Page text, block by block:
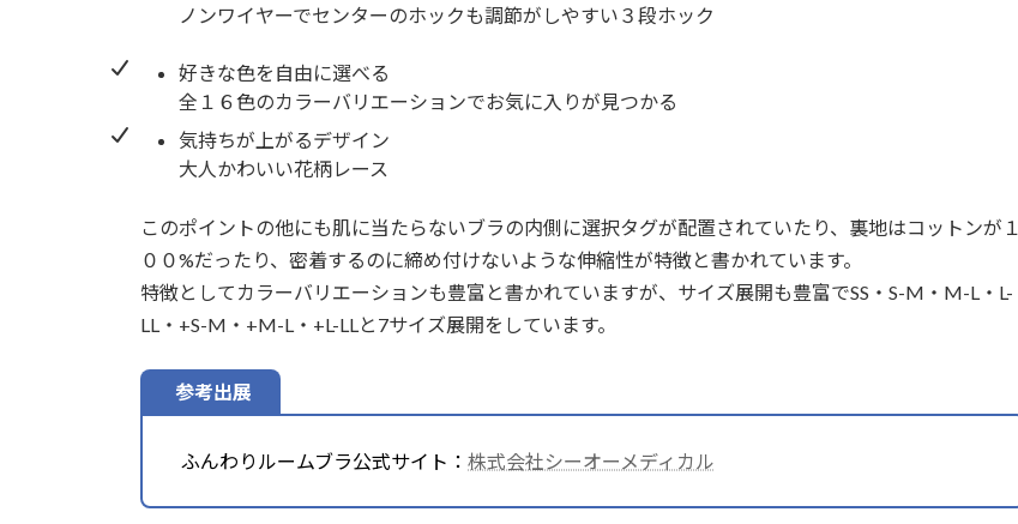
ノンワイヤーでセンターのホックも調節がしやすい３段ホック
好きな色を自由に選べる
全１６色のカラーバリエーションでお気に入りが見つかる
気持ちが上がるデザイン
大人かわいい花柄レース
このポイントの他にも肌に当たらないブラの内側に選択タグが配置されていたり、裏地はコットンが１
００%だったり、密着するのに締め付けないような伸縮性が特徴と書かれています。
特徴としてカラーバリエーションも豊富と書かれていますが、サイズ展開も豊富でSS・S-M・M-L・L-
LL・+S-M・+M-L・+L-LLと7サイズ展開をしています。
参考出展
ふんわりルームブラ公式サイト： 株式会社シーオーメディカル